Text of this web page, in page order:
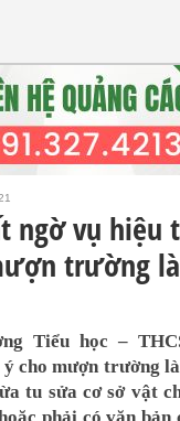
ngờ vụ hiệu
trường
Tiểu học –
ý cho mượn trường
tu sửa cơ sở vật